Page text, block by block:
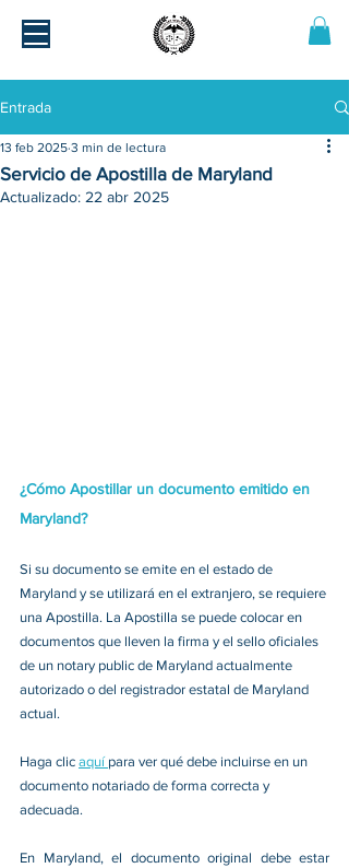
Entrada
Servicio de Apostilla de Maryland
13 feb 2025 3 min de lectura
Actualizado: 22 abr 2025
¿Cómo Apostillar un documento emitido en
Maryland?
Si su documento se emite en el estado de
Maryland y se utilizará en el extranjero, se requiere
una Apostilla. La Apostilla se puede colocar en
documentos que lleven la firma y el sello oficiales
de un notary public de Maryland actualmente
autorizado o del registrador estatal de Maryland
actual.
Haga clic aquí para ver qué debe incluirse en un
documento notariado de forma correcta y
adecuada.
En Maryland, el documento original debe estar